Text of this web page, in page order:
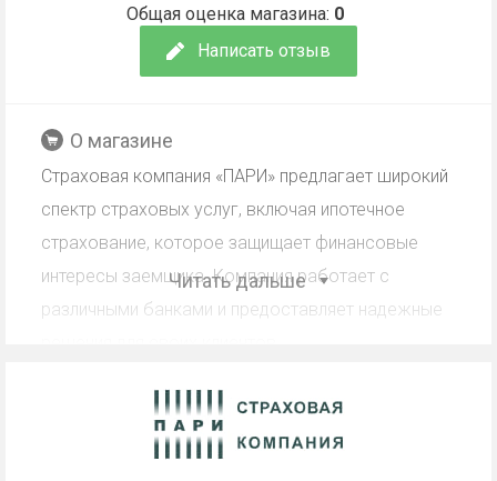
Написать отзыв
Общая оценка магазина: 0
О магазине
Страховая компания «ПАРИ» предлагает широкий
спектр страховых услуг, включая ипотечное
страхование, которое защищает финансовые
интересы заемщика. Компания работает с
различными банками и предоставляет надежные
Кэшбэк СК ПАРИ Online-
Страхование ипотеки для
Читать дальше